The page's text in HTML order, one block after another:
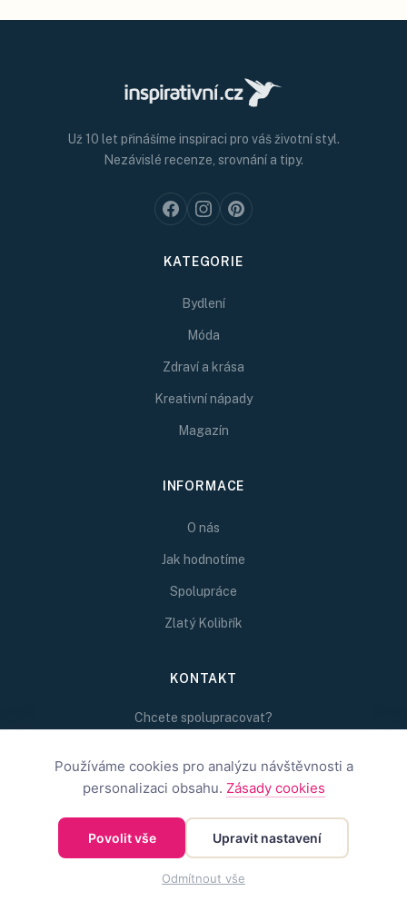
Už 10 let přinášíme inspiraci pro váš životní styl.
Nezávislé recenze, srovnání a tipy.
KATEGORIE
Bydlení
Móda
Zdraví a krása
Kreativní nápady
Magazín
INFORMACE
O nás
Jak hodnotíme
Spolupráce
Zlatý Kolibřík
KONTAKT
Chcete spolupracovat?
redakce@inspirativni.cz
Inspirativní.cz — Inspirativní.cz s.r.o.
Používáme cookies pro analýzu návštěvnosti a
personalizaci obsahu. Zásady cookies
Povolit vše Upravit nastavení
Odmítnout vše